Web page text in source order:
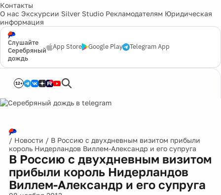
Контакты
О нас Экскурсии Silver Studio Рекламодателям Юридическая
информация
Слушайте
Серебряный
дождь
App Store Google Play Telegram App
12+
/ Новости / В Россию с двухдневным визитом прибыли
король Нидерландов Виллем-Александр и его супруга
В Россию с двухдневным визитом
прибыли король Нидерландов
Виллем-Александр и его супруга